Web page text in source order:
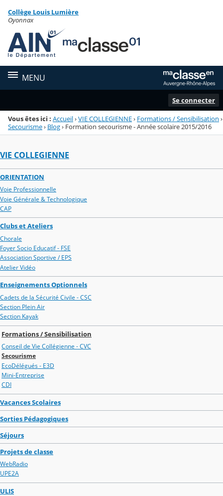
Menu de la rubrique
Contenu
Collège Louis Lumière
Oyonnax
MENU
Se connecter
Vous êtes ici : Accueil›VIE COLLEGIENNE› Formations / Sensibilisation ›
Secourisme› Blog› Formation secourisme - Année scolaire 2015/2016
VIE COLLEGIENNE
ORIENTATION
Voie Professionnelle
Voie Générale & Technologique
CAP
Clubs et Ateliers
Chorale
Foyer Socio Educatif - FSE
Association Sportive / EPS
Atelier Vidéo
Enseignements Optionnels
Cadets de la Sécurité Civile - CSC
Section Plein Air
Section Kayak
Formations / Sensibilisation
Conseil de Vie Collégienne - CVC
Secourisme
EcoDélégués - E3D
Mini-Entreprise
CDI
Vacances Scolaires
Sorties Pédagogiques
Séjours
Projets de classe
WebRadio
UPE2A
ULIS